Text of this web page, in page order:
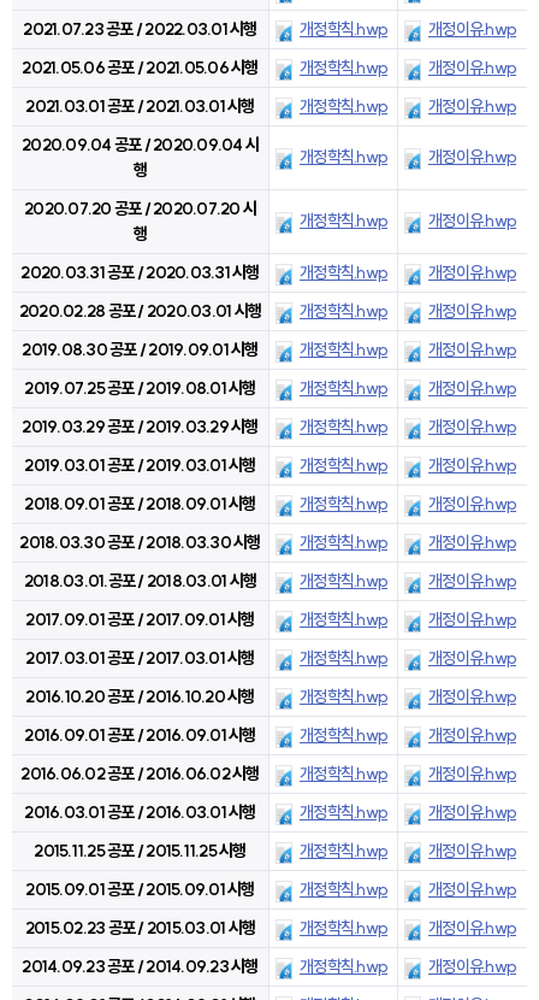
2021.07.23 공포 / 2022.03.01 시행
개정학칙.hwp
개정이유.hwp
2021.05.06 공포 / 2021.05.06 시행
개정학칙.hwp
개정이유.hwp
2021.03.01 공포 / 2021.03.01 시행
개정학칙.hwp
개정이유.hwp
2020.09.04 공포 / 2020.09.04 시
행
개정학칙.hwp 개정이유.hwp
2020.07.20 공포 / 2020.07.20 시
행
개정학칙.hwp 개정이유.hwp
2020.03.31 공포 / 2020.03.31 시행 개정학칙.hwp
개정이유.hwp
2020.02.28 공포 / 2020.03.01 시행
개정학칙.hwp
개정이유.hwp
2019.08.30 공포 / 2019.09.01 시행
개정학칙.hwp
개정이유.hwp
2019.07.25 공포 / 2019.08.01 시행
개정학칙.hwp
개정이유.hwp
2019.03.29 공포 / 2019.03.29 시행
개정학칙.hwp
개정이유.hwp
2019.03.01 공포 / 2019.03.01 시행
개정학칙.hwp
개정이유.hwp
2018.09.01 공포 / 2018.09.01 시행
개정학칙.hwp
개정이유.hwp
2018.03.30 공포 / 2018.03.30 시행
개정학칙.hwp
개정이유.hwp
2018.03.01.공포 / 2018.03.01 시행
개정학칙.hwp
개정이유.hwp
2017.09.01 공포 / 2017.09.01 시행
개정학칙.hwp
개정이유.hwp
2017.03.01 공포 / 2017.03.01 시행
개정학칙.hwp
개정이유.hwp
2016.10.20 공포 / 2016.10.20 시행
개정학칙.hwp
개정이유.hwp
2016.09.01 공포 / 2016.09.01 시행
개정학칙.hwp
개정이유.hwp
2016.06.02 공포 / 2016.06.02 시행
개정학칙.hwp
개정이유.hwp
2016.03.01 공포 / 2016.03.01 시행
개정학칙.hwp
개정이유.hwp
2015.11.25 공포 / 2015.11.25 시행
개정학칙.hwp
개정이유.hwp
2015.09.01 공포 / 2015.09.01 시행
개정학칙.hwp
개정이유.hwp
2015.02.23 공포 / 2015.03.01 시행
개정학칙.hwp
개정이유.hwp
2014.09.23 공포 / 2014.09.23 시행
개정학칙.hwp
개정이유.hwp